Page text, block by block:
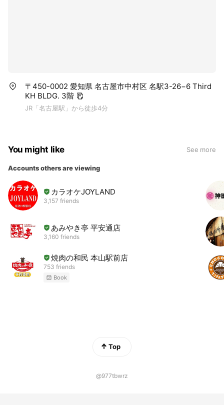
〒450-0002 愛知県 名古屋市中村区 名駅3-26−6 Third
KH BLDG. 3階
JR「名古屋駅」から徒歩4分
You might like See more
Accounts others are viewing
カラオケJOYLAND
3,157 friends
あみやき亭 平安通店
3,160 friends
焼肉の和民 本山駅前店
753 friends
Book
Top
@977tbwrz